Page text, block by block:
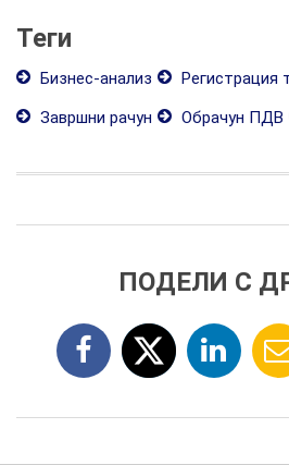
Теги
Бизнес-анализ
Регистрация
Завршни рачун
Обрачун ПДВ
ПОДЕЛИ С